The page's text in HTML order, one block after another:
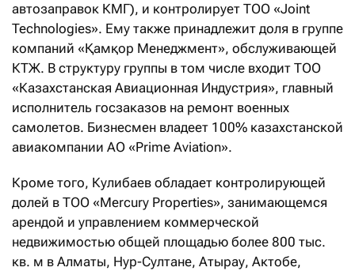
автозаправок КМГ), и контролирует ТОО «Joint
Technologies». Ему также принадлежит доля в группе
компаний «Қамқор Менеджмент», обслуживающей
КТЖ. В структуру группы в том числе входит ТОО
«Казахстанская Авиационная Индустрия», главный
исполнитель госзаказов на ремонт военных
самолетов. Бизнесмен владеет 100% казахстанской
авиакомпании АО «Prime Aviation».
Кроме того, Кулибаев обладает контролирующей
долей в ТОО «Mercury Properties», занимающемся
арендой и управлением коммерческой
недвижимостью общей площадью более 800 тыс.
кв. м в Алматы, Нур-Султане, Атырау, Актобе,